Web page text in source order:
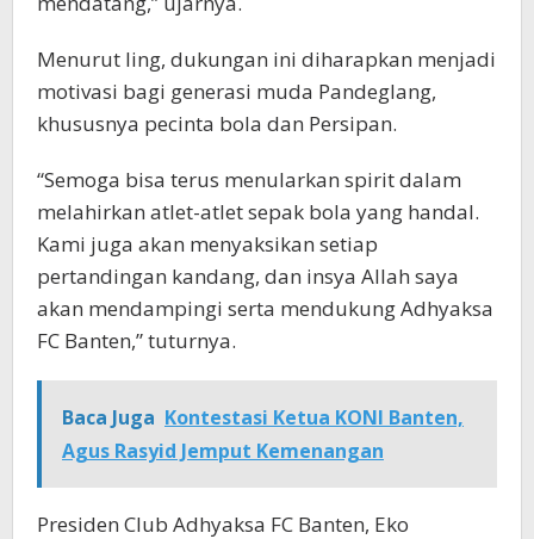
Menurut Iing, dukungan ini diharapkan menjadi
motivasi bagi generasi muda Pandeglang,
khususnya pecinta bola dan Persipan.
“Semoga bisa terus menularkan spirit dalam
melahirkan atlet-atlet sepak bola yang handal.
Kami juga akan menyaksikan setiap
pertandingan kandang, dan insya Allah saya
akan mendampingi serta mendukung Adhyaksa
FC Banten,” tuturnya.
Baca Juga Kontestasi Ketua KONI Banten,
Agus Rasyid Jemput Kemenangan
Presiden Club Adhyaksa FC Banten, Eko